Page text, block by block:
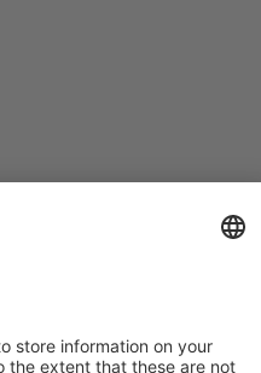
free of charge. Found a
can be found here:
en/